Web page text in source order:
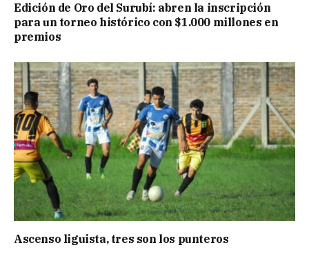
Edición de Oro del Surubí: abren la inscripción
para un torneo histórico con $1.000 millones en
premios
Ascenso liguista, tres son los punteros